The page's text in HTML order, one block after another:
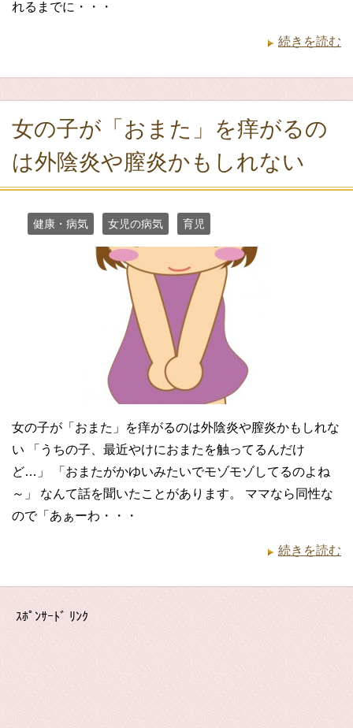
れるまでに・・・
続きを読む
女の子が「おまた」を痒がるの
は外陰炎や膣炎かもしれない
健康・病気 女児の病気 育児
女の子が「おまた」を痒がるのは外陰炎や膣炎かもしれな
い 「うちの子、最近やけにおまたを触ってるんだけ
ど…」 「おまたがかゆいみたいでモゾモゾしてるのよね
～」 なんて話を聞いたことがあります。 ママなら同性な
ので「あぁーわ・・・
続きを読む
ｽﾎﾟﾝｻｰﾄﾞ ﾘﾝｸ